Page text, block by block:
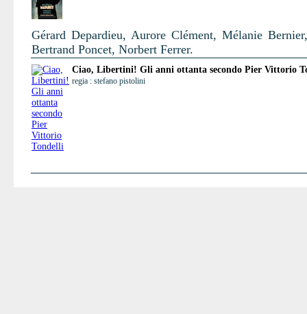
Gérard Depardieu, Aurore Clément, Mélanie
Bertrand Poncet, Norbert Ferrer.
Ciao, Libertini! Gli anni ottanta secondo Pier Vittorio
regia : stefano pistolini